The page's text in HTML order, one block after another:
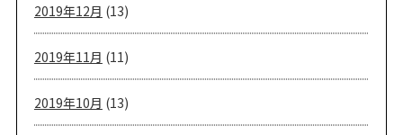
2019年12月 (13)
2019年11月 (11)
2019年10月 (13)